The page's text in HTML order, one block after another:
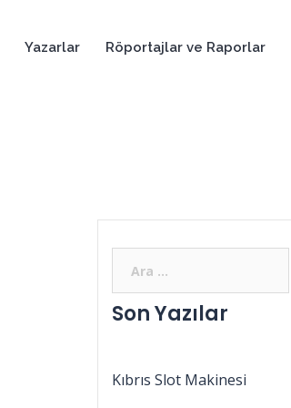
Yazarlar Röportajlar ve Raporlar
Son Yazılar
Kıbrıs Slot Makinesi